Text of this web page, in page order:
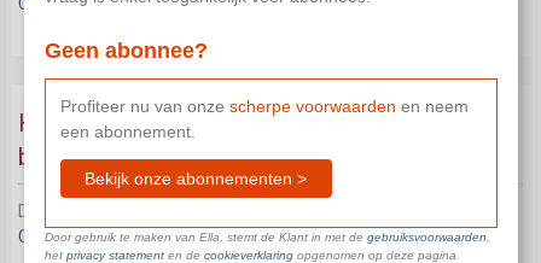
Het sociaal en fiscaal statuut bij een
beroepsinlevingsovereenkomst
Dit document is niet beschikbaar in je huidige abonnement.
Contacteer onsom je verder te helpen.
Geen abonnee?
Profiteer nu van onze scherpe voorwaarden en neem
een abonnement.
Bekijk onze abonnementen >
Door gebruik te maken van Ella, stemt de Klant in met de gebruiksvoorwaarden
het privacy statementen de cookieverklaringopgenomen op deze pagina.